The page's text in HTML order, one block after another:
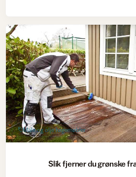
Male og olje hagemøbler
Slik fjerner du grønske